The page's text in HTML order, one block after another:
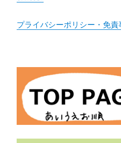
プライバシーポリシー・免責